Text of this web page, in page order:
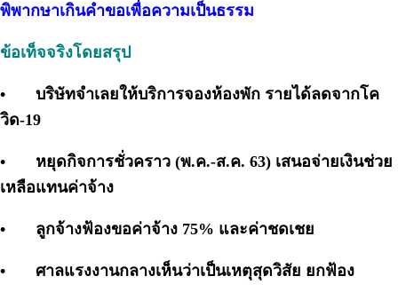
พิพากษาเกินคำขอเพื่อความเป็นธรรม
ข้อเท็จจริงโดยสรุป
•
บริษัทจำเลยให้บริการจองห้องพัก รายได้ลดจากโค
วิด-19
•
หยุดกิจการชั่วคราว (พ.ค.-ส.ค. 63) เสนอจ่ายเงินช่วย
เหลือแทนค่าจ้าง
• ลูกจ้างฟ้องขอค่าจ้าง 75% และค่าชดเชย
• ศาลแรงงานกลางเห็นว่าเป็นเหตุสุดวิสัย ยกฟ้อง